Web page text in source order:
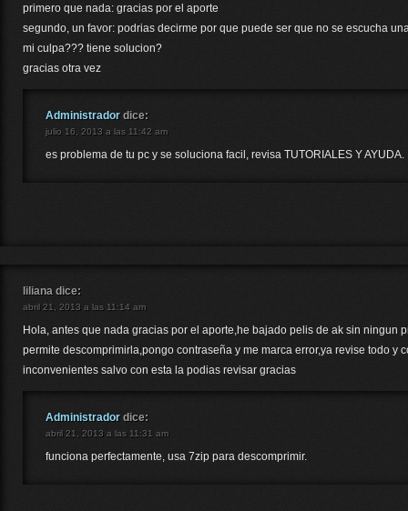
primero que nada: gracias por el aporte
segundo, un favor: podrias decirme por que puede ser que no se escucha
mi culpa??? tiene solucion?
gracias otra vez
Administrador dice:
julio 16, 2013 a las 11:42 am
es problema de tu pc y se soluciona facil, revisa TUTORIALES Y AYUDA.
liliana dice:
abril 21, 2013 a las 11:14 am
Hola, antes que nada gracias por el aporte,he bajado pelis de ak sin ningun
permite descomprimirla,pongo contraseña y me marca error,ya revise todo y
inconvenientes salvo con esta la podias revisar gracias
Administrador dice:
abril 21, 2013 a las 11:31 am
funciona perfectamente, usa 7zip para descomprimir.